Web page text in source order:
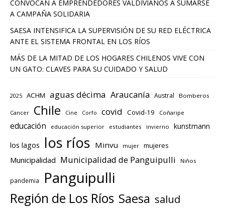
CONVOCAN A EMPRENDEDORES VALDIVIANOS A SUMARSE
A CAMPAÑA SOLIDARIA
SAESA INTENSIFICA LA SUPERVISIÓN DE SU RED ELÉCTRICA
ANTE EL SISTEMA FRONTAL EN LOS RÍOS
MÁS DE LA MITAD DE LOS HOGARES CHILENOS VIVE CON
UN GATO: CLAVES PARA SU CUIDADO Y SALUD
2025 ACHM aguas décima Araucanía Austral Bomberos
Cancer Chile Cine Corfo covid Covid-19 Coñaripe
educación educación superior estudiantes invierno kunstmann
los lagos los ríos Minvu mujer mujeres
Municipalidad Municipalidad de Panguipulli Niños
pandemia Panguipulli
Región de Los Ríos Saesa salud